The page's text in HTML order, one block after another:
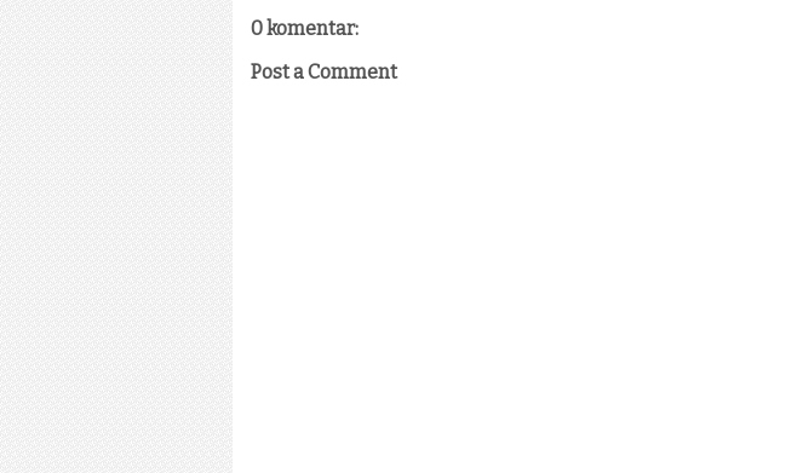
0 komentar:
Post a Comment